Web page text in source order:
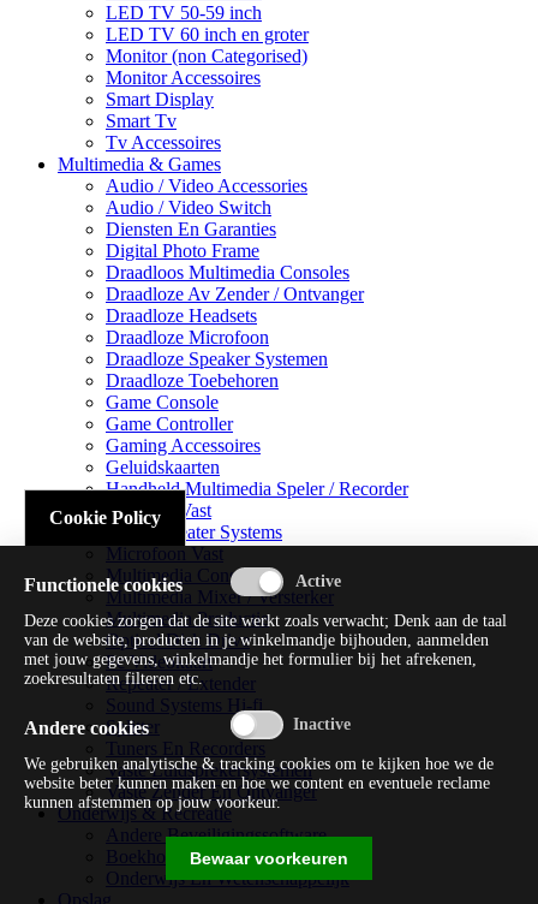
LED TV 50-59 inch
LED TV 60 inch en groter
Monitor (non Categorised)
Monitor Accessoires
Smart Display
Smart Tv
Tv Accessoires
Multimedia & Games
Audio / Video Accessories
Audio / Video Switch
Diensten En Garanties
Digital Photo Frame
Draadloos Multimedia Consoles
Draadloze Av Zender / Ontvanger
Draadloze Headsets
Draadloze Microfoon
Draadloze Speaker Systemen
Draadloze Toebehoren
Game Console
Game Controller
Gaming Accessoires
Geluidskaarten
Handheld Multimedia Speler / Recorder
Headsets Vast
Home Theater Systems
Microfoon Vast
Multimedia Consoles
Multimedia Mixer / Versterker
Multimedia Productie
Optical Disk Drive
Pc Videokaart
Repeater / Extender
Sound Systems Hi-fi
Splitter
Tuners En Recorders
Vaste Luidsprekersystemen
Vaste Zender En Ontvanger
Onderwijs & Recreatie
Andere Beveiligingssoftware
Boekhouding / Financiën
Onderwijs En Wetenschappelijk
Cookie Policy
Functionele cookies
Deze cookies zorgen dat de site werkt zoals verwacht; Denk aan de taal
van de website, producten in je winkelmandje bijhouden, aanmelden
met jouw gegevens, winkelmandje het formulier bij het afrekenen,
zoekresultaten filteren etc.
Andere cookies
We gebruiken analytische & tracking cookies om te kijken hoe we de
website beter kunnen maken en hoe we content en eventuele reclame
kunnen afstemmen op jouw voorkeur.
Bewaar voorkeuren